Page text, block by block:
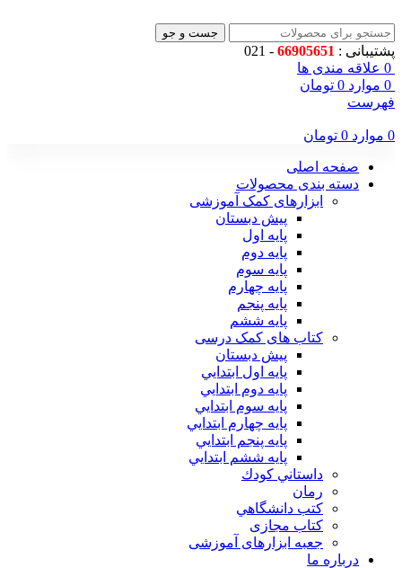
جست و جو
پشتیبانی : 66905651
- 021
0 علاقه مندی ها
0 موارد 0 تومان
فهرست
0 موارد 0 تومان
صفحه اصلی
دسته بندی محصولات
ابزارهای کمک آموزشی
پیش دبستان
پایه اول
پایه دوم
پایه سوم
پایه چهارم
پايه پنجم
پایه ششم
کتاب های کمک درسی
پیش دبستان
پايه اول ابتدايي
پايه دوم ابتدايي
پايه سوم ابتدايي
پايه چهارم ابتدايي
پايه پنجم ابتدايي
پايه ششم ابتدايي
داستاني كودك
رمان
كتب دانشگاهي
کتاب مجازی
جعبه ابزارهای آموزشی
درباره ما